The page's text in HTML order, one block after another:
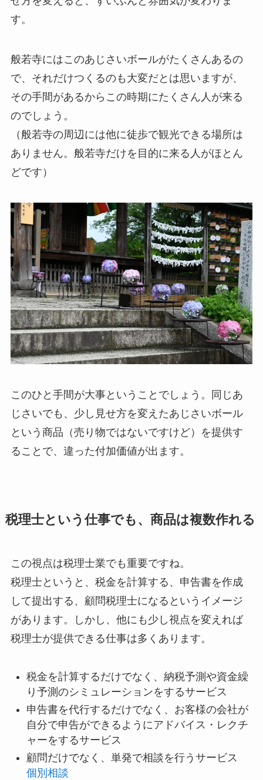
す。
般若寺にはこのあじさいボールがたくさんあるの
で、それだけつくるのも大変だとは思いますが、
その手間があるからこの時期にたくさん人が来る
のでしょう。
（般若寺の周辺には他に徒歩で観光できる場所は
ありません。般若寺だけを目的に来る人がほとん
どです）
このひと手間が大事ということでしょう。同じあ
じさいでも、少し見せ方を変えたあじさいボール
という商品（売り物ではないですけど）を提供す
ることで、違った付加価値が出ます。
税理士という仕事でも、商品は複数作れる
この視点は税理士業でも重要ですね。
税理士というと、税金を計算する、申告書を作成
して提出する、顧問税理士になるというイメージ
があります。しかし、他にも少し視点を変えれば
税理士が提供できる仕事は多くあります。
税金を計算するだけでなく、納税予測や資金繰
り予測のシミュレーションをするサービス
申告書を代行するだけでなく、お客様の会社が
自分で申告ができるようにアドバイス・レクチ
ャーをするサービス
顧問だけでなく、単発で相談を行うサービス
個別相談